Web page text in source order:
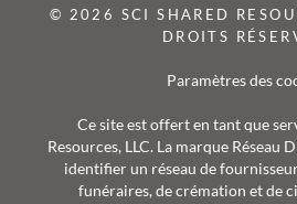
© 2026 SCI SHARED
DROITS
Paramètres des
Ce site est offert en tant que
Resources, LLC. La marque Réseau
identifier un réseau de
funéraires, de crémation et de